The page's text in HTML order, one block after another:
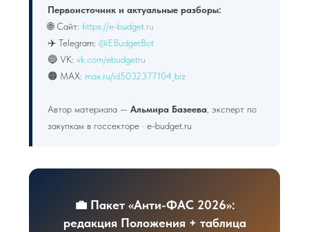
Первоисточник и актуальные разборы:
🌐 Сайт: https://e-budget.ru
✈️ Telegram: @EBudgetBot
🔵 VK: vk.com/ebudgetru
🟠 MAX: max.ru/id5032377104_biz
Автор материала — Альмира Базеева, эксперт по
закупкам в госсекторе · e-budget.ru
💼 Пакет «Анти-ФАС 2026»:
редакция Положения + таблица